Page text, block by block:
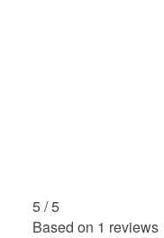
5 /5
Based on 1 reviews